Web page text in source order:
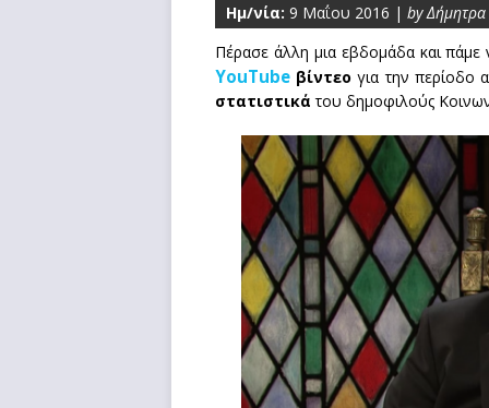
Ημ/νία: 9 Μαΐου 2016 | by Δήμητρα
Πέρασε άλλη μια εβδομάδα και
YouTube βίντεο για την περίοδο
στατιστικά του δημοφιλούς